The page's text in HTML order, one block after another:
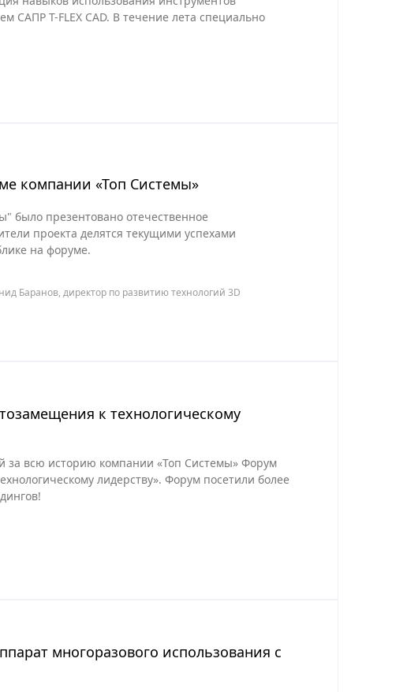
САПР T-FLEX CAD. В течение лета специально
компании «Топ Системы»
было презентовано отечественное
проекта делятся текущими успехами
на форуме.
Баранов, директор по развитию технологий 3D
к технологическому
всю историю компании «Топ Системы» Форум
лидерству». Форум посетили более
многоразового использования с